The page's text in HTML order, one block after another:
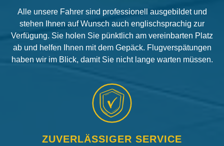
Alle unsere Fahrer sind professionell ausgebildet und
stehen Ihnen auf Wunsch auch englischsprachig zur
Verfügung. Sie holen Sie pünktlich am vereinbarten Platz
ab und helfen Ihnen mit dem Gepäck. Flugverspätungen
haben wir im Blick, damit Sie nicht lange warten müssen.
ZUVERLÄSSIGER SERVICE